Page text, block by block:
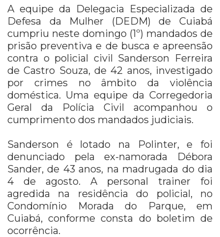
A equipe da Delegacia Especializada de
Defesa da Mulher (DEDM) de Cuiabá
cumpriu neste domingo (1º) mandados de
prisão preventiva e de busca e apreensão
contra o policial civil Sanderson Ferreira
de Castro Souza, de 42 anos, investigado
por crimes no âmbito da violência
doméstica. Uma equipe da Corregedoria
Geral da Polícia Civil acompanhou o
cumprimento dos mandados judiciais.
Sanderson é lotado na Polinter, e foi
denunciado pela ex-namorada Débora
Sander, de 43 anos, na madrugada do dia
4 de agosto. A personal trainer foi
agredida na residência do policial, no
Condomínio Morada do Parque, em
Cuiabá, conforme consta do boletim de
ocorrência.